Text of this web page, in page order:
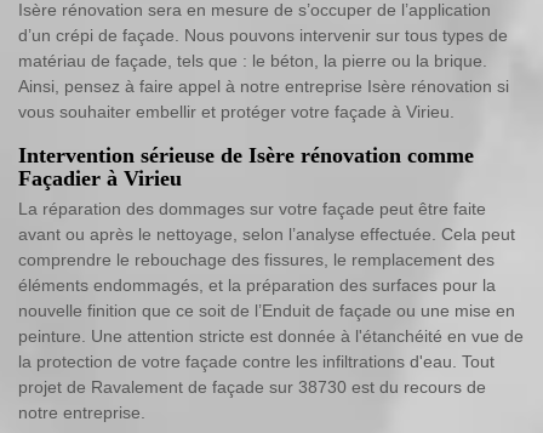
Isère rénovation sera en mesure de s’occuper de l’application
d’un crépi de façade. Nous pouvons intervenir sur tous types de
matériau de façade, tels que : le béton, la pierre ou la brique.
Ainsi, pensez à faire appel à notre entreprise Isère rénovation si
vous souhaiter embellir et protéger votre façade à Virieu.
Intervention sérieuse de Isère rénovation comme
Façadier à Virieu
La réparation des dommages sur votre façade peut être faite
avant ou après le nettoyage, selon l’analyse effectuée. Cela peut
comprendre le rebouchage des fissures, le remplacement des
éléments endommagés, et la préparation des surfaces pour la
nouvelle finition que ce soit de l’Enduit de façade ou une mise en
peinture. Une attention stricte est donnée à l'étanchéité en vue de
la protection de votre façade contre les infiltrations d'eau. Tout
projet de Ravalement de façade sur 38730 est du recours de
notre entreprise.